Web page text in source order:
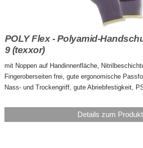
POLY Flex - Polyamid-
9 (texxor)
mit Noppen auf Handinnenfläche,
Fingeroberseiten frei, gute ergonomische
Nass- und Trockengriff, gute Abriebfestigkeit,
Details zum Produkt